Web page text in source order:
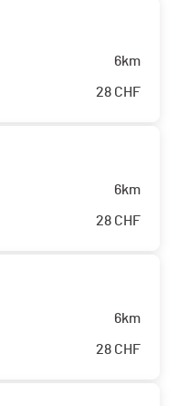
6km
28 CHF
6km
28 CHF
6km
28 CHF